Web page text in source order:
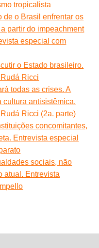
tropicalista
de o Brasil enfrentar os
partir do impeachment
especial com
o Estado brasileiro.
Ricci
todas as crises. A
cultura antisistêmica.
Ricci (2a. parte)
concomitantes,
Entrevista especial
sociais, não
atual. Entrevista